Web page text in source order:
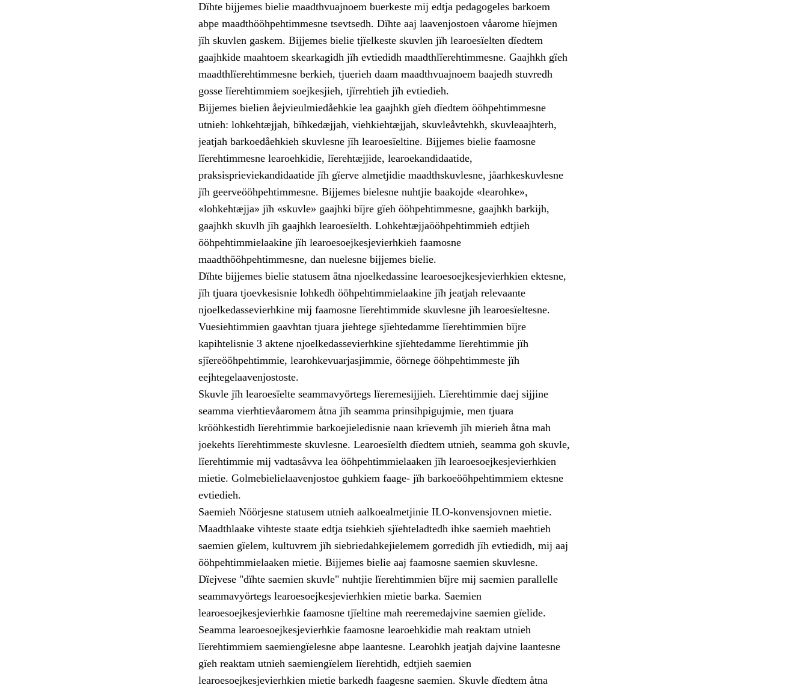
Dïhte bijjemes bielie maadthvuajnoem buerkeste mij edtja pedagogeles barkoem
abpe maadthööhpehtimmesne tsevtsedh. Dïhte aaj laavenjostoen våarome hïejmen
jïh skuvlen gaskem. Bijjemes bielie tjïelkeste skuvlen jïh learoesïelten dïedtem
gaajhkide maahtoem skearkagidh jïh evtiedidh maadthlïerehtimmesne. Gaajhkh gïeh
maadthlïerehtimmesne berkieh, tjuerieh daam maadthvuajnoem baajedh stuvredh
gosse lïerehtimmiem soejkesjieh, tjïrrehtieh jïh evtiedieh.
Bijjemes bielien åejvieulmiedåehkie lea gaajhkh gïeh dïedtem ööhpehtimmesne
utnieh: lohkehtæjjah, bïhkedæjjah, viehkiehtæjjah, skuvleåvtehkh, skuvleaajhterh,
jeatjah barkoedåehkieh skuvlesne jïh learoesïeltine. Bijjemes bielie faamosne
lïerehtimmesne learoehkidie, lïerehtæjjide, learoekandidaatide,
praksisprieviekandidaatide jïh gïerve almetjidie maadthskuvlesne, jåarhkeskuvlesne
jïh geerveööhpehtimmesne. Bijjemes bielesne nuhtjie baakojde «learohke»,
«lohkehtæjja» jïh «skuvle» gaajhki bïjre gïeh ööhpehtimmesne, gaajhkh barkijh,
gaajhkh skuvlh jïh gaajhkh learoesïelth. Lohkehtæjjaööhpehtimmieh edtjieh
ööhpehtimmielaakine jïh learoesoejkesjevierhkieh faamosne
maadthööhpehtimmesne, dan nuelesne bijjemes bielie.
Dïhte bijjemes bielie statusem åtna njoelkedassine learoesoejkesjevierhkien ektesne,
jïh tjuara tjoevkesisnie lohkedh ööhpehtimmielaakine jïh jeatjah relevaante
njoelkedassevierhkine mij faamosne lïerehtimmide skuvlesne jïh learoesïeltesne.
Vuesiehtimmien gaavhtan tjuara jiehtege sjïehtedamme lïerehtimmien bïjre
kapihtelisnie 3 aktene njoelkedassevierhkine sjïehtedamme lïerehtimmie jïh
sjïereööhpehtimmie, learohkevuarjasjimmie, öörnege ööhpehtimmeste jïh
eejhtegelaavenjostoste.
Skuvle jïh learoesïelte seammavyörtegs lïeremesijjieh. Lïerehtimmie daej sijjine
seamma vierhtievåaromem åtna jïh seamma prinsihpigujmie, men tjuara
krööhkestidh lïerehtimmie barkoejieledisnie naan krïevemh jïh mierieh åtna mah
joekehts lïerehtimmeste skuvlesne. Learoesïelth dïedtem utnieh, seamma goh skuvle,
lïerehtimmie mij vadtasåvva lea ööhpehtimmielaaken jïh learoesoejkesjevierhkien
mietie. Golmebielielaavenjostoe guhkiem faage- jïh barkoeööhpehtimmiem ektesne
evtiedieh.
Saemieh Nöörjesne statusem utnieh aalkoealmetjinie ILO-konvensjovnen mietie.
Maadthlaake vihteste staate edtja tsiehkieh sjïehteladtedh ihke saemieh maehtieh
saemien gïelem, kultuvrem jïh siebriedahkejielemem gorredidh jïh evtiedidh, mij aaj
ööhpehtimmielaaken mietie. Bijjemes bielie aaj faamosne saemien skuvlesne.
Dïejvese "dïhte saemien skuvle" nuhtjie lïerehtimmien bïjre mij saemien parallelle
seammavyörtegs learoesoejkesjevierhkien mietie barka. Saemien
learoesoejkesjevierhkie faamosne tjïeltine mah reeremedajvine saemien gïelide.
Seamma learoesoejkesjevierhkie faamosne learoehkidie mah reaktam utnieh
lïerehtimmiem saemiengïelesne abpe laantesne. Learohkh jeatjah dajvine laantesne
gïeh reaktam utnieh saemiengïelem lïerehtidh, edtjieh saemien
learoesoejkesjevierhkien mietie barkedh faagesne saemien. Skuvle dïedtem åtna